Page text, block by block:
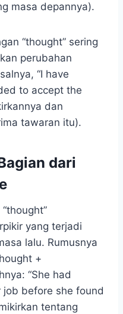
masa depannya).
“thought” sering
perubahan
“I have
to accept the
dan
tawaran itu).
dari
yang terjadi
lalu. Rumusnya
+
“She had
before she found
tentang